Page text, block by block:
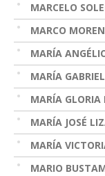
MARCELO
MARCO
MARÍA
MARÍA
MARÍA GLORIA
MARÍA JOSÉ
MARÍA
MARIO